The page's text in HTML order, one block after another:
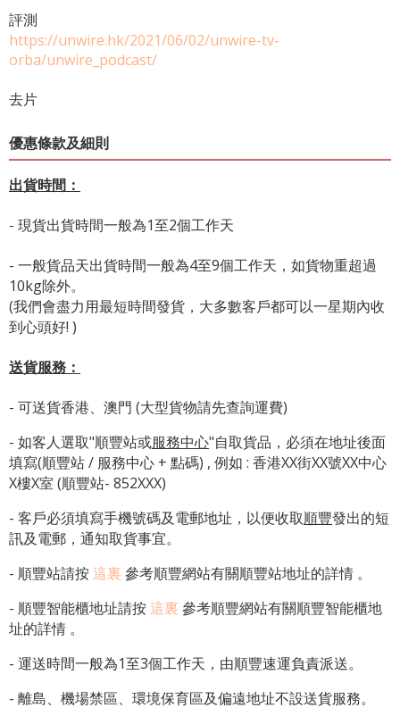
評測
https://unwire.hk/2021/06/02/unwire-tv-
orba/unwire_podcast/
去片
優惠條款及細則
出貨時間：
- 現貨出貨時間一般為1至2個工作天
- 一般貨品天出貨時間一般為4至9個工作天，如貨物重超過
10kg除外。
(我們會盡力用最短時間發貨，大多數客戶都可以一星期內收
到心頭好! )
送貨服務：
- 可送貨香港、澳門 (大型貨物請先查詢運費)
- 如客人選取"順豐站或服務中心"自取貨品，必須在地址後面
填寫(順豐站 / 服務中心 + 點碼) , 例如 : 香港XX街XX號XX中心
X樓X室 (順豐站- 852XXX)
- 客戶必須填寫手機號碼及電郵地址，以便收取順豐發出的短
訊及電郵，通知取貨事宜。
- 順豐站請按這裏 參考順豐網站有關順豐站地址的詳情 。
- 順豐智能櫃地址請按這裏 參考順豐網站有關順豐智能櫃地
址的詳情 。
- 運送時間一般為1至3個工作天，由順豐速運負責派送。
- 離島、機場禁區、環境保育區及偏遠地址不設送貨服務。